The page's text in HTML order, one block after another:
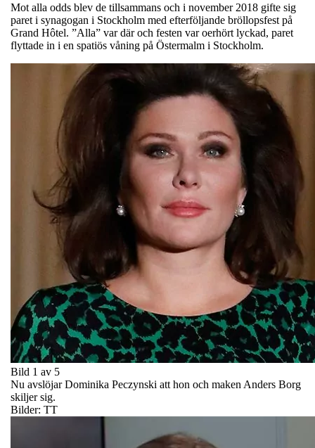
Mot alla odds blev de tillsammans och i november 2018 gifte sig
paret i synagogan i Stockholm med efterföljande bröllopsfest på
Grand Hôtel. ”Alla” var där och festen var oerhört lyckad, paret
flyttade in i en spatiös våning på Östermalm i Stockholm.
Bild 1 av 5
Nu avslöjar Dominika Peczynski att hon och maken Anders Borg
skiljer sig.
Bilder: TT